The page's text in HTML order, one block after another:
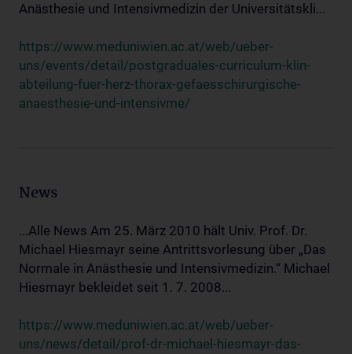
Anästhesie und Intensivmedizin der Universitätskli...
https://www.meduniwien.ac.at/web/ueber-
uns/events/detail/postgraduales-curriculum-klin-
abteilung-fuer-herz-thorax-gefaesschirurgische-
anaesthesie-und-intensivme/
News
...Alle News Am 25. März 2010 hält Univ. Prof. Dr.
Michael Hiesmayr seine Antrittsvorlesung über „Das
Normale in Anästhesie und Intensivmedizin.“ Michael
Hiesmayr bekleidet seit 1. 7. 2008...
https://www.meduniwien.ac.at/web/ueber-
uns/news/detail/prof-dr-michael-hiesmayr-das-